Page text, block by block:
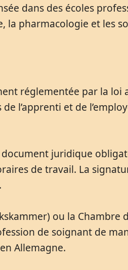
dans des écoles
la pharmacologie et les
réglementée par la
l’apprenti et de
document juridique
de travail. La
ou la Chambre
de soignant de
Allemagne.